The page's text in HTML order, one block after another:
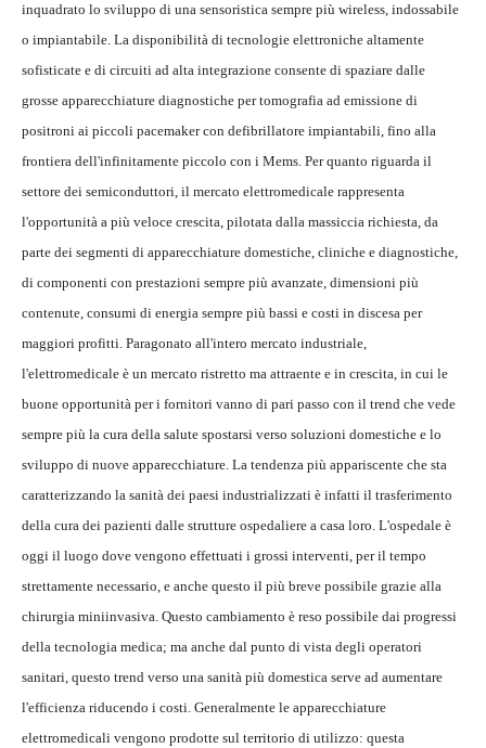
inquadrato lo sviluppo di una sensoristica sempre più wireless, indossabile
o impiantabile. La disponibilità di tecnologie elettroniche altamente
sofisticate e di circuiti ad alta integrazione consente di spaziare dalle
grosse apparecchiature diagnostiche per tomografia ad emissione di
positroni ai piccoli pacemaker con defibrillatore impiantabili, fino alla
frontiera dell'infinitamente piccolo con i Mems. Per quanto riguarda il
settore dei semiconduttori, il mercato elettromedicale rappresenta
l'opportunità a più veloce crescita, pilotata dalla massiccia richiesta, da
parte dei segmenti di apparecchiature domestiche, cliniche e diagnostiche,
di componenti con prestazioni sempre più avanzate, dimensioni più
contenute, consumi di energia sempre più bassi e costi in discesa per
maggiori profitti. Paragonato all'intero mercato industriale,
l'elettromedicale è un mercato ristretto ma attraente e in crescita, in cui le
buone opportunità per i fornitori vanno di pari passo con il trend che vede
sempre più la cura della salute spostarsi verso soluzioni domestiche e lo
sviluppo di nuove apparecchiature. La tendenza più appariscente che sta
caratterizzando la sanità dei paesi industrializzati è infatti il trasferimento
della cura dei pazienti dalle strutture ospedaliere a casa loro. L'ospedale è
oggi il luogo dove vengono effettuati i grossi interventi, per il tempo
strettamente necessario, e anche questo il più breve possibile grazie alla
chirurgia miniinvasiva. Questo cambiamento è reso possibile dai progressi
della tecnologia medica; ma anche dal punto di vista degli operatori
sanitari, questo trend verso una sanità più domestica serve ad aumentare
l'efficienza riducendo i costi. Generalmente le apparecchiature
elettromedicali vengono prodotte sul territorio di utilizzo: questa